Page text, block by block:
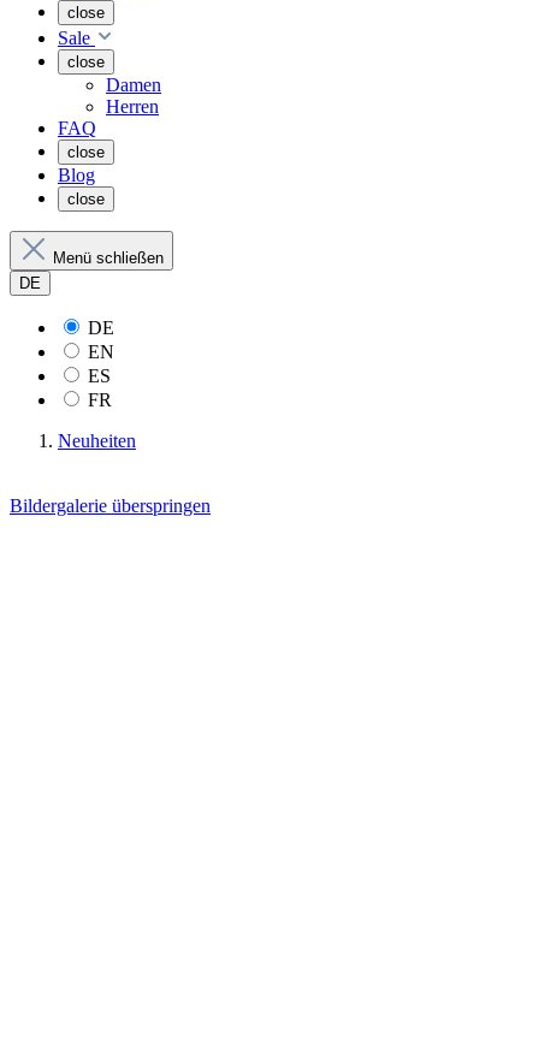
close
Sale
close
Damen
Herren
FAQ
close
Blog
close
Menü schließen
DE
DE
EN
ES
FR
Neuheiten
Bildergalerie überspringen